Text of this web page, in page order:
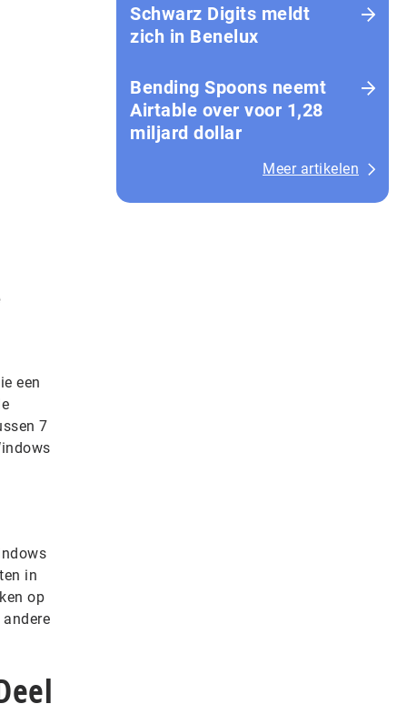
een
7
in
op
Schwarz Digits meldt
zich in Benelux
Bending Spoons neemt
Airtable over voor 1,28
miljard dollar
Meer artikelen